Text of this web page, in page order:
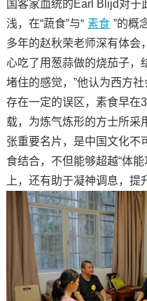
国客家血统的Earl Blijd对于
浅，在“蔬食”与“ 素食 ”的概
多年的赵秋荣老师深有体会
心吃了用葱蒜做的烧茄子，
堵住的感觉，”他认为西方
存在一定的误区，素食早在
载，为炼气炼形的方士所采
张重要名片，是中国文化不
食结合，不但能够超越“体
上，还有助于凝神调息，提